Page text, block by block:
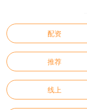
配资
推荐
线上